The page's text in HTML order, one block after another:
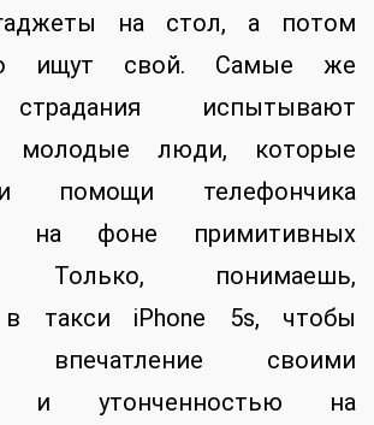
на стол, а потом
ищут свой. Самые же
испытывают
молодые люди, которые
помощи телефончика
на фоне примитивных
Только, понимаешь,
в такси iPhone 5s, чтобы
впечатление своими
и утонченностью на